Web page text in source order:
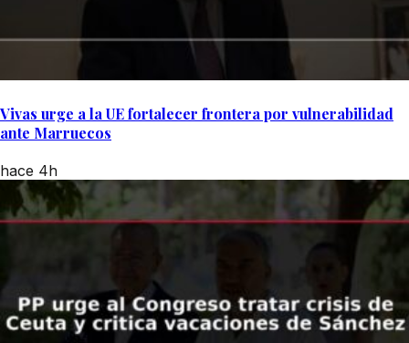
Vivas urge a la UE fortalecer frontera por vulnerabilidad
ante Marruecos
hace 4h